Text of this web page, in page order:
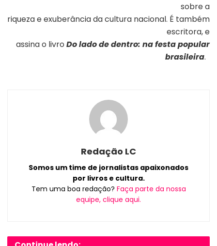
sobre a
riqueza e exuberância da cultura nacional. É também
escritora, e
assina o livro Do lado de dentro: na festa popular
brasileira.
Redação LC
Somos um time de jornalistas apaixonados
por livros e cultura.
Tem uma boa redação? Faça parte da nossa
equipe, clique aqui.